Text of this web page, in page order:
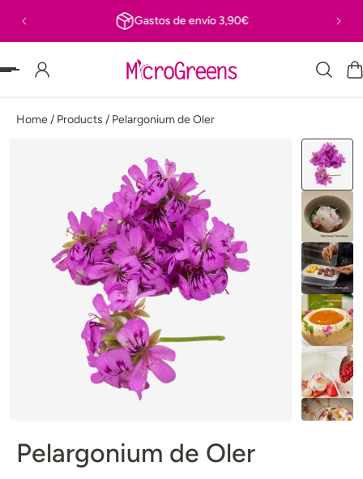
AL CONTENIDO Gastos de envío 3,90€
Home/ Products / Pelargonium de Oler
Pelargonium de Oler